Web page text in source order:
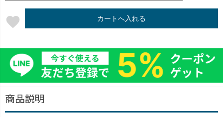
favorite カートへ入れる
商品説明